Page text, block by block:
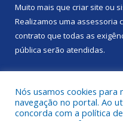
Muito mais que criar site ou
Realizamos uma assessoria
contrato que todas as
pública serão atendidas.
Nós usamos cookies para
navegação no portal. Ao
concorda com a política